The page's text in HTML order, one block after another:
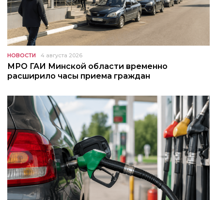
НОВОСТИ 4 августа 2026
МРО ГАИ Минской области временно
расширило часы приема граждан